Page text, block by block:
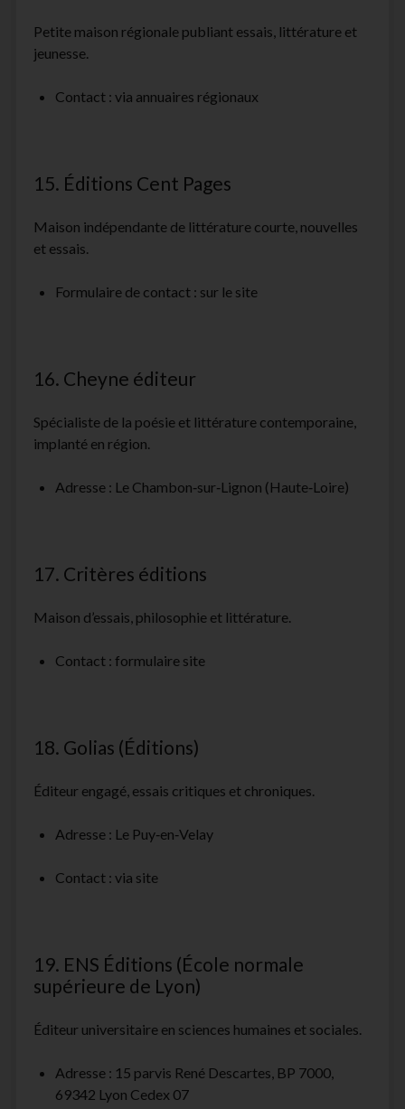
Petite maison régionale publiant essais, littérature et
jeunesse.
Contact : via annuaires régionaux
15. Éditions Cent Pages
Maison indépendante de littérature courte, nouvelles
et essais.
Formulaire de contact : sur le site
16. Cheyne éditeur
Spécialiste de la poésie et littérature contemporaine,
implanté en région.
Adresse : Le Chambon‑sur‑Lignon (Haute‑Loire)
17. Critères éditions
Maison d’essais, philosophie et littérature.
Contact : formulaire site
18. Golias (Éditions)
Éditeur engagé, essais critiques et chroniques.
Adresse : Le Puy‑en‑Velay
Contact : via site
19. ENS Éditions (École normale
supérieure de Lyon)
Éditeur universitaire en sciences humaines et sociales.
Adresse : 15 parvis René Descartes, BP 7000,
69342 Lyon Cedex 07